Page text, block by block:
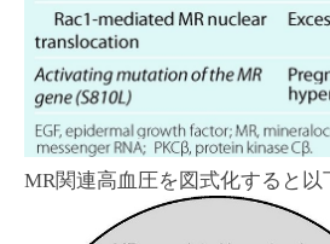
MR関連高血圧を図式化すると以